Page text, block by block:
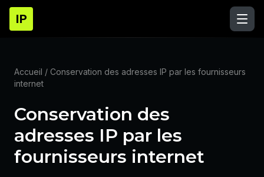
IP
Accueil / Conservation des adresses IP par les fournisseurs
internet
Conservation des
adresses IP par les
fournisseurs internet